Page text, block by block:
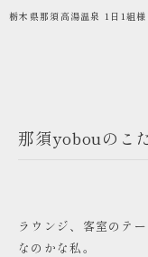
栃木県那須高湯温泉 1日1組
那須yobouのこ
ラウンジ、客室のテ
なのかな私。